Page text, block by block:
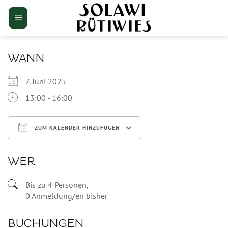
Zum
Inhalt
springen
WANN
7. Juni 2025
13:00 - 16:00
ZUM KALENDER HINZUFÜGEN
WER
Bis zu 4 Personen,
0 Anmeldung/en bisher
BUCHUNGEN